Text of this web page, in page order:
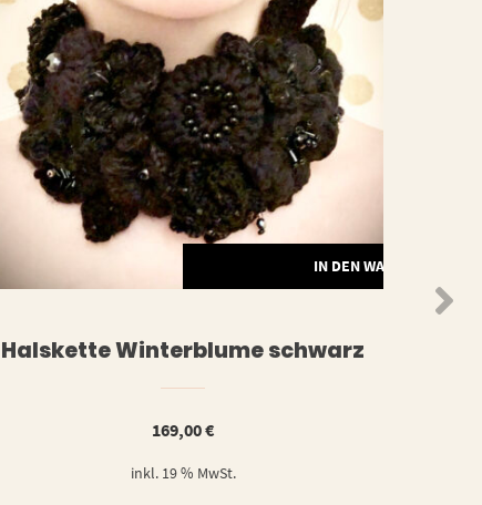
IN DEN WARENKORB
Halskette Winterblume schwarz
169,00€
inkl. 19 % MwSt.